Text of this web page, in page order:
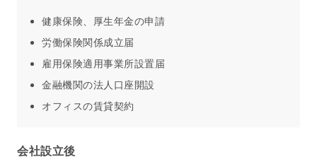
健康保険、厚生年金の申請
労働保険関係成立届
雇用保険適用事業所設置届
金融機関の法人口座開設
オフィスの賃貸契約
会社設立後